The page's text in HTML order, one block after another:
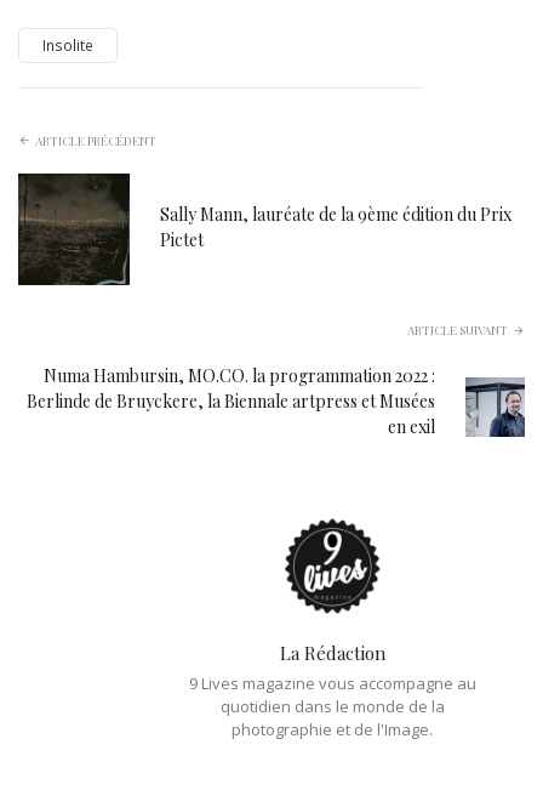
Insolite
ARTICLE PRÉCÉDENT
Sally Mann, lauréate de la 9ème édition du Prix
Pictet
ARTICLE SUIVANT
Numa Hambursin, MO.CO. la programmation 2022 :
Berlinde de Bruyckere, la Biennale artpress et Musées
en exil
La Rédaction
9 Lives magazine vous accompagne au
quotidien dans le monde de la
photographie et de l'Image.